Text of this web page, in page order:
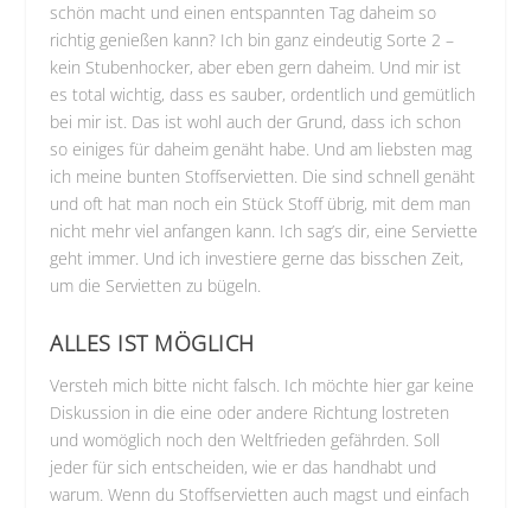
schön macht und einen entspannten Tag daheim so
richtig genießen kann? Ich bin ganz eindeutig Sorte 2 –
kein Stubenhocker, aber eben gern daheim. Und mir ist
es total wichtig, dass es sauber, ordentlich und gemütlich
bei mir ist. Das ist wohl auch der Grund, dass ich schon
so einiges für daheim genäht habe. Und am liebsten mag
ich meine bunten Stoffservietten. Die sind schnell genäht
und oft hat man noch ein Stück Stoff übrig, mit dem man
nicht mehr viel anfangen kann. Ich sag’s dir, eine Serviette
geht immer. Und ich investiere gerne das bisschen Zeit,
um die Servietten zu bügeln.
ALLES IST MÖGLICH
Versteh mich bitte nicht falsch. Ich möchte hier gar keine
Diskussion in die eine oder andere Richtung lostreten
und womöglich noch den Weltfrieden gefährden. Soll
jeder für sich entscheiden, wie er das handhabt und
warum. Wenn du Stoffservietten auch magst und einfach